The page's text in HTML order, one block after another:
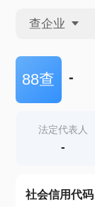
查企业
查企业
查产地
88查 -
法定代表人
-
社会信用代码